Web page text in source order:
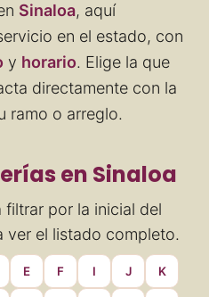
Sinaloa, aquí
en el estado, con
y horario. Elige la que
directamente con la
ramo o arreglo.
en Sinaloa
filtrar por la inicial del
ver el listado completo.
E F I J K